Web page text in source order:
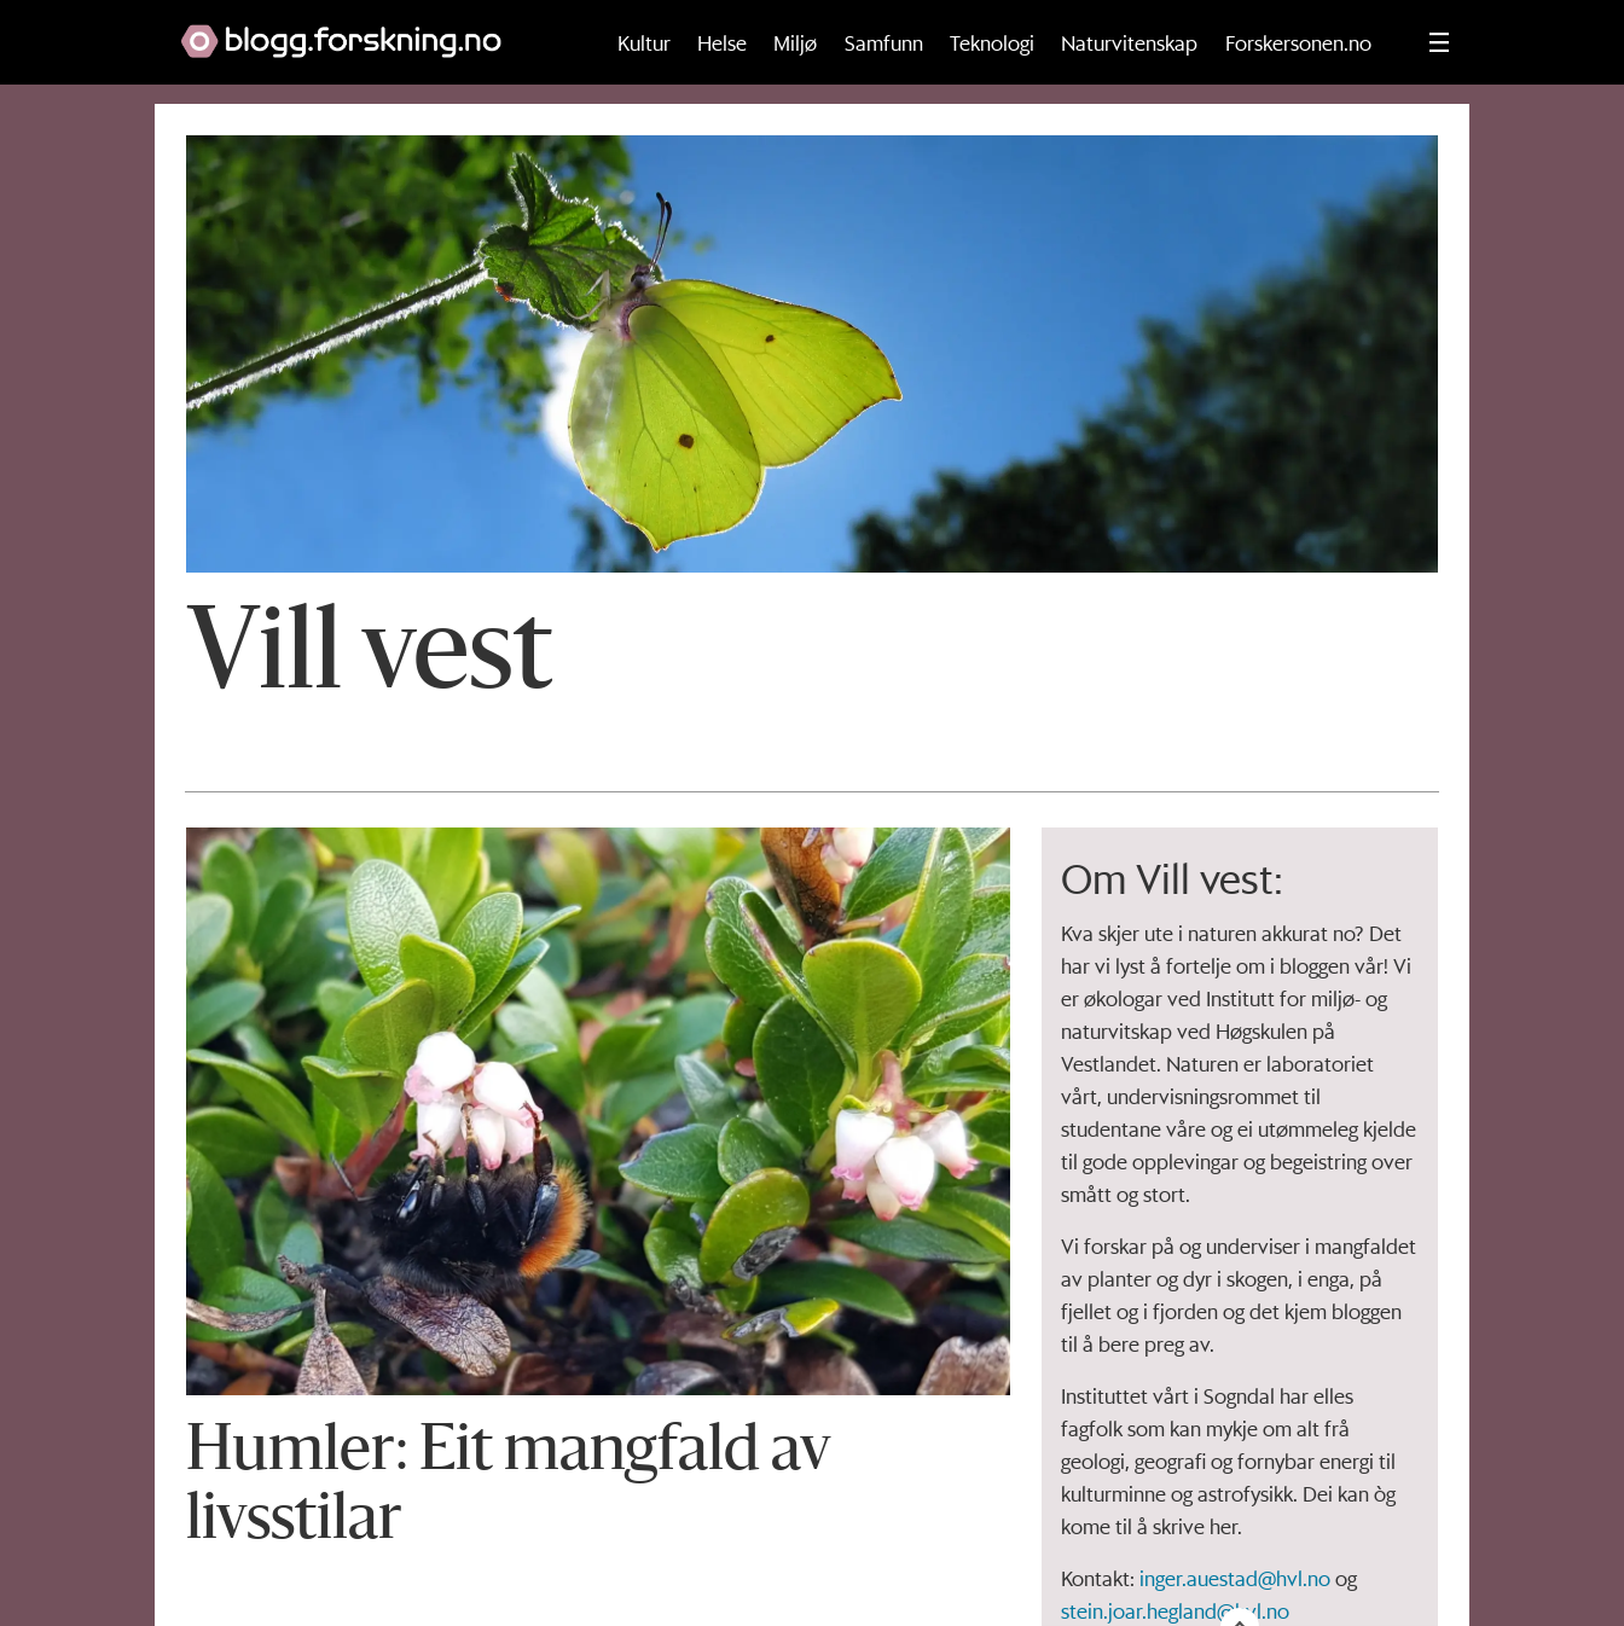
Kultur Helse Miljø Samfunn Teknologi Naturvitenskap Forskersonen.no
Vill vest
Humler: Eit mangfald av
livsstilar
Om Vill vest:
Kva skjer ute i naturen akkurat no? Det
har vi lyst å fortelje om i bloggen vår! Vi
er økologar ved Institutt for miljø- og
naturvitskap ved Høgskulen på
Vestlandet. Naturen er laboratoriet
vårt, undervisningsrommet til
studentane våre og ei utømmeleg kjelde
til gode opplevingar og begeistring over
smått og stort.
Vi forskar på og underviser i mangfaldet
av planter og dyr i skogen, i enga, på
fjellet og i fjorden og det kjem bloggen
til å bere preg av.
Instituttet vårt i Sogndal har elles
fagfolk som kan mykje om alt frå
geologi, geografi og fornybar energi til
kulturminne og astrofysikk. Dei kan òg
kome til å skrive her.
Kontakt: inger.auestad@hvl.noog
stein.joar.hegland@hvl.no